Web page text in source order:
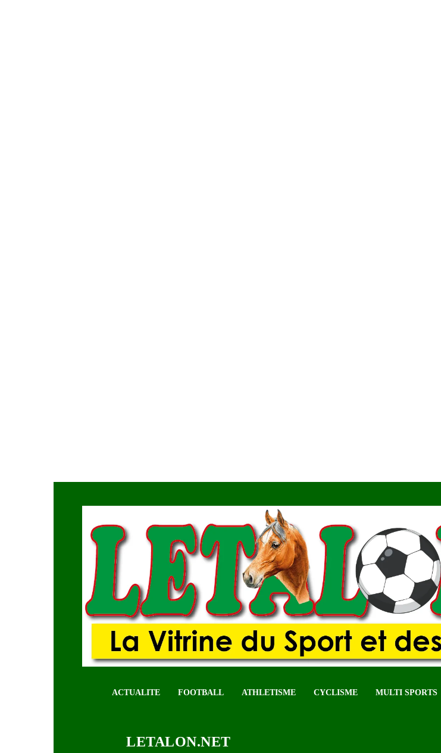
ACTUALITE FOOTBALL ATHLETISME CYCLISME MULTI SPORTS
LETALON.NET